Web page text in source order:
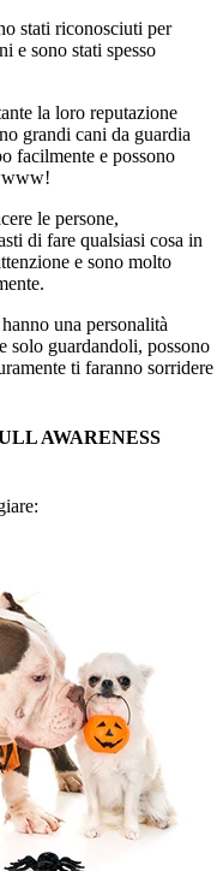
stati riconosciuti per
e sono stati spesso
la loro reputazione
grandi cani da guardia
facilmente e possono
le persone,
di fare qualsiasi cosa in
e sono molto
una personalità
solo guardandoli, possono
ti faranno sorridere
AWARENESS